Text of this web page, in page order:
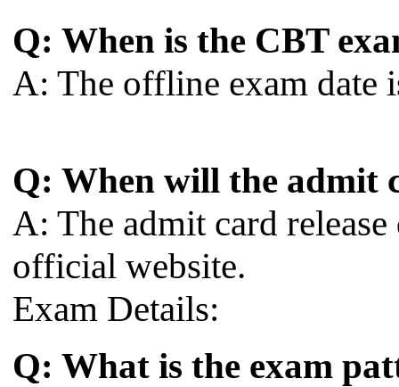
Q: When is the CBT
A: The offline exam date
Q: When will the admit
A: The admit card
official website.
Exam Details:
Q: What is the exam